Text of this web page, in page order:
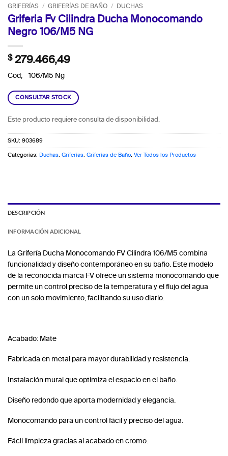
GRIFERÍAS / GRIFERÍAS DE BAÑO / DUCHAS
Griferia Fv Cilindra Ducha Monocomando
Negro 106/M5 NG
$279.466,49
Cod; 106/M5 Ng
CONSULTAR STOCK
Este producto requiere consulta de disponibilidad.
SKU: 903689
Categorías: Duchas, Griferías, Griferías de Baño, Ver Todos los Productos
DESCRIPCIÓN
INFORMACIÓN ADICIONAL
La Grifería Ducha Monocomando FV Cilindra 106/M5 combina
funcionalidad y diseño contemporáneo en su baño. Este modelo
de la reconocida marca FV ofrece un sistema monocomando que
permite un control preciso de la temperatura y el flujo del agua
con un solo movimiento, facilitando su uso diario.
Acabado: Mate
Fabricada en metal para mayor durabilidad y resistencia.
Instalación mural que optimiza el espacio en el baño.
Diseño redondo que aporta modernidad y elegancia.
Monocomando para un control fácil y preciso del agua.
Fácil limpieza gracias al acabado en cromo.